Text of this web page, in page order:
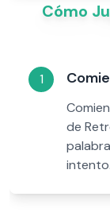
Cómo
1
de
intento.